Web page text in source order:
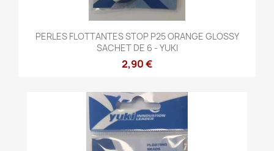
PERLES FLOTTANTES STOP P25 ORANGE GLOSSY
SACHET DE 6 - YUKI
2,90 €